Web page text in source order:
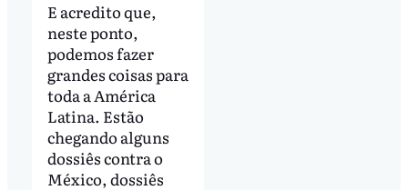
E acredito que,
neste ponto,
podemos fazer
grandes coisas para
toda a América
Latina. Estão
chegando alguns
dossiês contra o
México, dossiês